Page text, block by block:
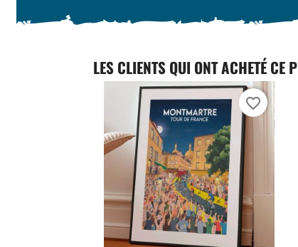
LES CLIENTS QUI ONT ACHETÉ CE
favorite_border